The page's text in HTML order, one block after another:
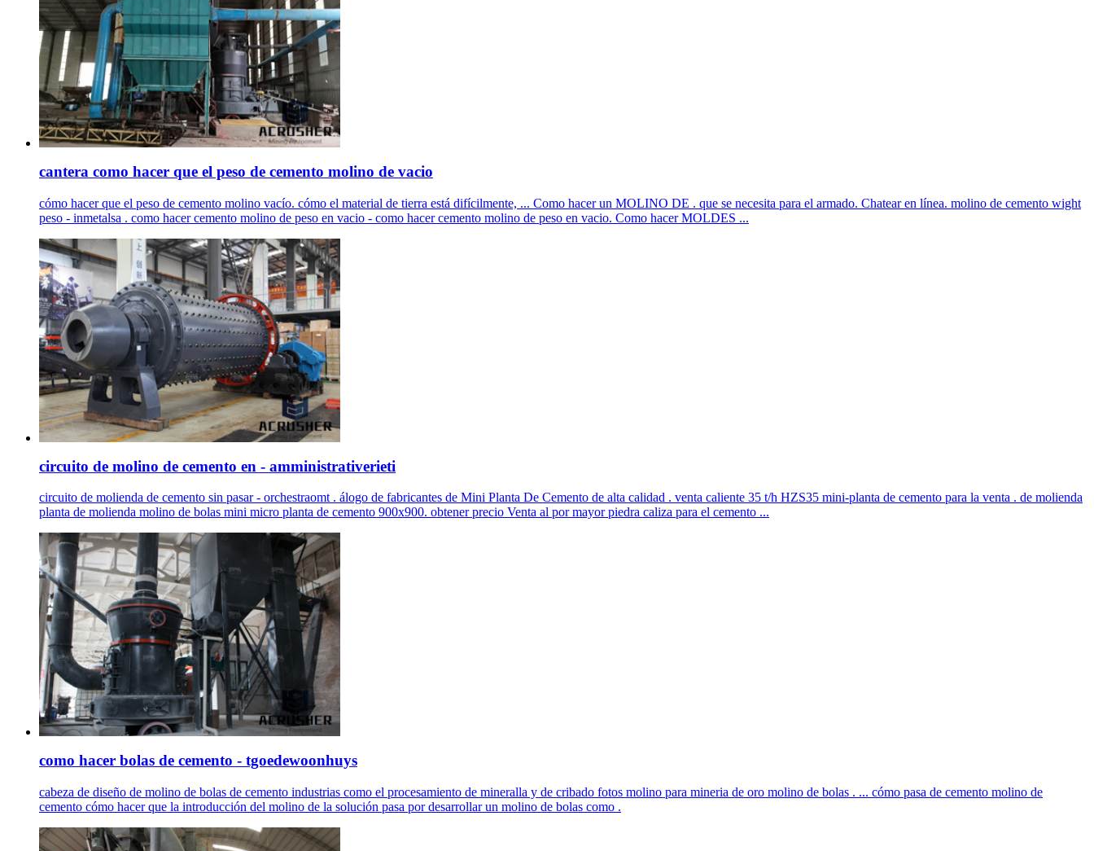
cantera como hacer que el peso de cemento molino de vacio
cómo hacer que el peso de cemento molino vacío. cómo el material de tierra está difícilmente, ... Como hacer un MOLINO DE . que se necesita para el armado. Chatear en línea. molino de cemento wight
peso - inmetalsa . como hacer cemento molino de peso en vacio - como hacer cemento molino de peso en vacio. Como hacer MOLDES ...
circuito de molino de cemento en - amministrativerieti
circuito de molienda de cemento sin pasar - orchestraomt . álogo de fabricantes de Mini Planta De Cemento de alta calidad . venta caliente 35 t/h HZS35 mini-planta de cemento para la venta . de molienda
planta de molienda molino de bolas mini micro planta de cemento 900x900. obtener precio Venta al por mayor piedra caliza para el cemento ...
como hacer bolas de cemento - tgoedewoonhuys
cabeza de diseño de molino de bolas de cemento industrias como el procesamiento de mineralla y de cribado fotos molino para mineria de oro molino de bolas . ... cómo pasa de cemento molino de
cemento cómo hacer que la introducción del molino de la solución pasa por desarrollar un molino de bolas como .